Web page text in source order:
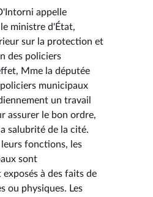
appelle
ministre d'État,
sur la protection et
des policiers
Mme la députée
municipaux
un travail
assurer le bon ordre,
salubrité de la cité.
fonctions, les
sont
à des faits de
ou physiques. Les